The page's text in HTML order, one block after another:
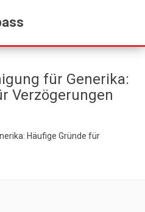
für Generika:
Verzögerungen
Häufige Gründe für